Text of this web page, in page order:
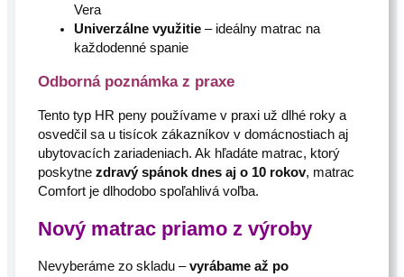
Vera
Univerzálne využitie– ideálny matrac na
každodenné spanie
Odborná poznámka z praxe
Tento typ HR peny používame v praxi už dlhé roky a
osvedčil sa u tisícok zákazníkov v domácnostiach aj
ubytovacích zariadeniach. Ak hľadáte matrac, ktorý
poskytne zdravý spánok dnes aj o 10 rokov, matrac
Comfort je dlhodobo spoľahlivá voľba.
Nový matrac priamo z výroby
Nevyberáme zo skladu –vyrábame až po